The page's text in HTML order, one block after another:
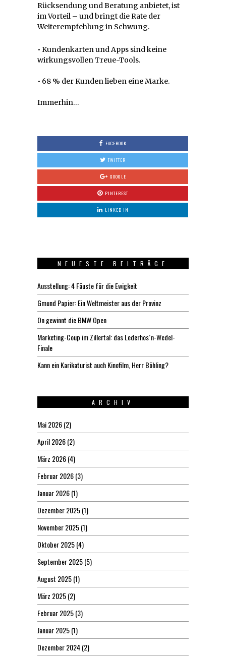
Rücksendung und Beratung anbietet, ist
im Vorteil – und bringt die Rate der
Weiterempfehlung in Schwung.
• Kundenkarten und Apps sind keine
wirkungsvollen Treue-Tools.
• 68 % der Kunden lieben eine Marke.
Immerhin…
FACEBOOK
TWITTER
GOOGLE
PINTEREST
LINKED IN
NEUESTE BEITRÄGE
Ausstellung: 4 Fäuste für die Ewigkeit
Gmund Papier: Ein Weltmeister aus der Provinz
On gewinnt die BMW Open
Marketing-Coup im Zillertal: das Lederhos´n-Wedel-
Finale
Kann ein Karikaturist auch Kinofilm, Herr Böhling?
ARCHIV
Mai 2026(2)
April 2026(2)
März 2026(4)
Februar 2026(3)
Januar 2026(1)
Dezember 2025(1)
November 2025(1)
Oktober 2025(4)
September 2025(5)
August 2025(1)
März 2025(2)
Februar 2025(3)
Januar 2025(1)
Dezember 2024(2)